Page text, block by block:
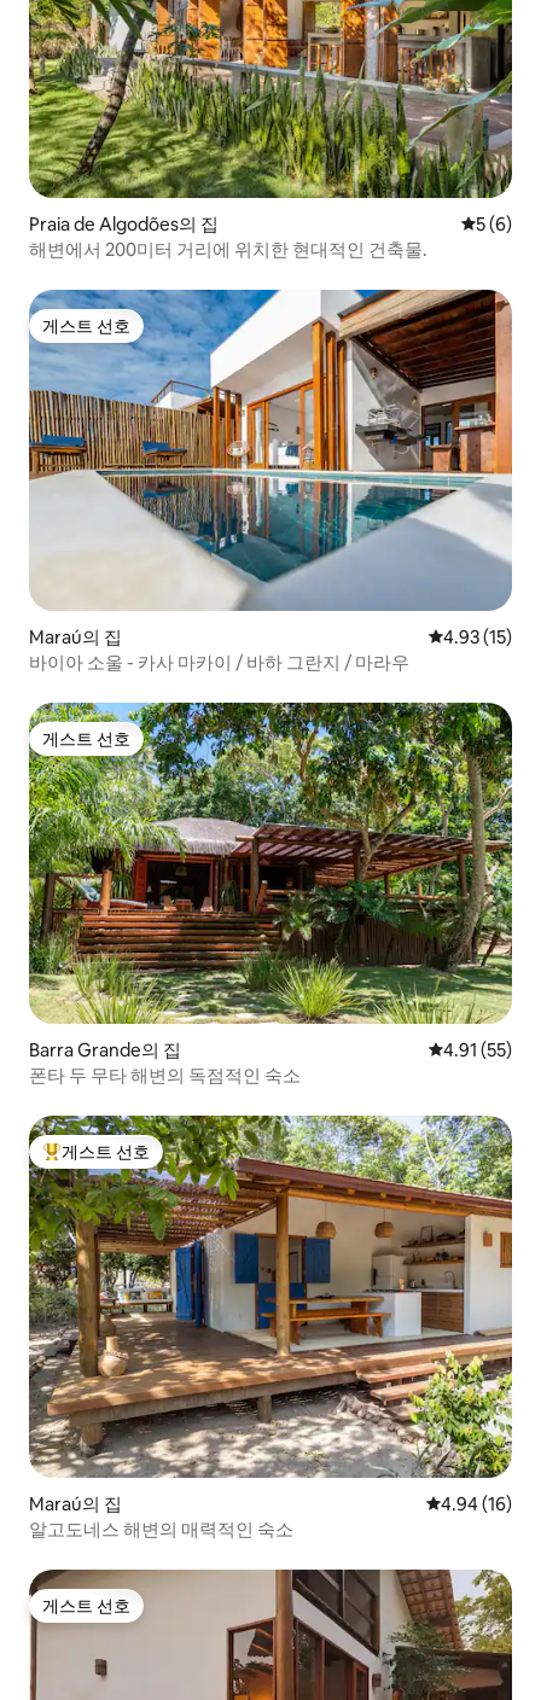
Praia de Algodões의 집 평점 5점
5 (6)
해변에서 200미터 거리에 위치한 현대적인 건축물.
게스트 선호
게스트 선호
Maraú의 집 평점 4.93점
4.93 (15)
바이아 소울 - 카사 마카이 / 바하 그란지 / 마라우
게스트 선호
게스트 선호
Barra Grande의 집 평점 4.91점
4.91 (55)
폰타 두 무타 해변의 독점적인 숙소
상위 게스트 선호
게스트 선호
Maraú의 집 평점 4.94점(5
4.94 (16)
알고도네스 해변의 매력적인 숙소
게스트 선호
게스트 선호